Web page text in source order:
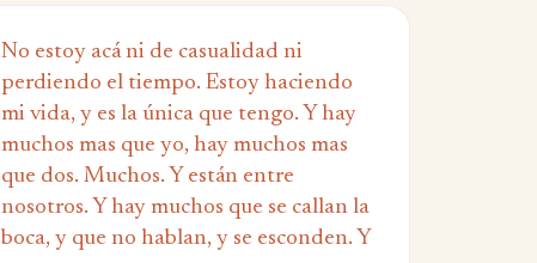
No estoy acá ni de casualidad ni
perdiendo el tiempo. Estoy haciendo
mi vida, y es la única que tengo. Y hay
muchos mas que yo, hay muchos mas
que dos. Muchos. Y están entre
nosotros. Y hay muchos que se callan la
boca, y que no hablan, y se esconden. Y